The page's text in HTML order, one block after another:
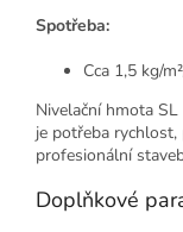
Spotřeba:
Cca 1,5 kg/
Nivelační hmota
je potřeba
profesionální
Doplňkové